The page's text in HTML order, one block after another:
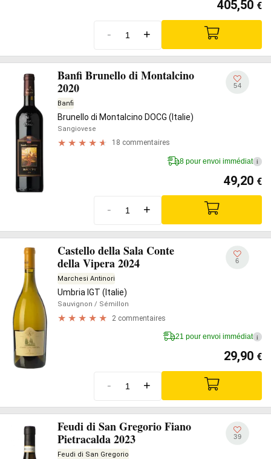
405,50 €
- +
Banfi Brunello di Montalcino
2020
Banfi
Brunello di Montalcino DOCG (Italie)
Sangiovese
18 commentaires
54
8 pour envoi immédiat i
49,20 €
- +
Castello della Sala Conte
della Vipera 2024
Marchesi Antinori
Umbria IGT (Italie)
Sauvignon / Sémillon
2 commentaires
6
21 pour envoi immédiat i
29,90 €
- +
Feudi di San Gregorio Fiano
Pietracalda 2023
Feudi di San Gregorio
39